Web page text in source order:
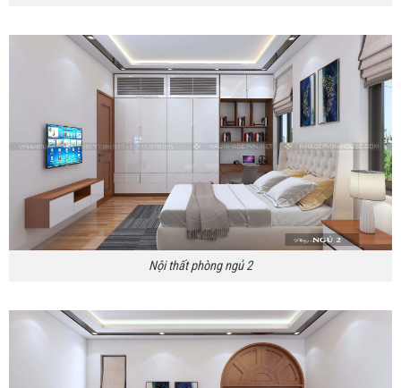
Nội thất phòng ngủ 2